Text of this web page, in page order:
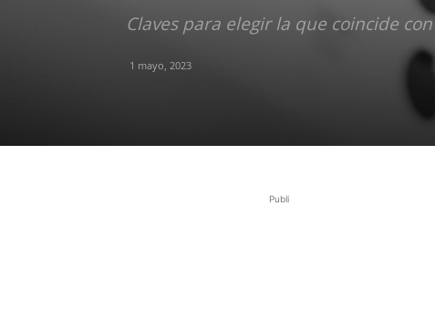
Claves para elegir la que coincide
1 mayo, 2023
Publi